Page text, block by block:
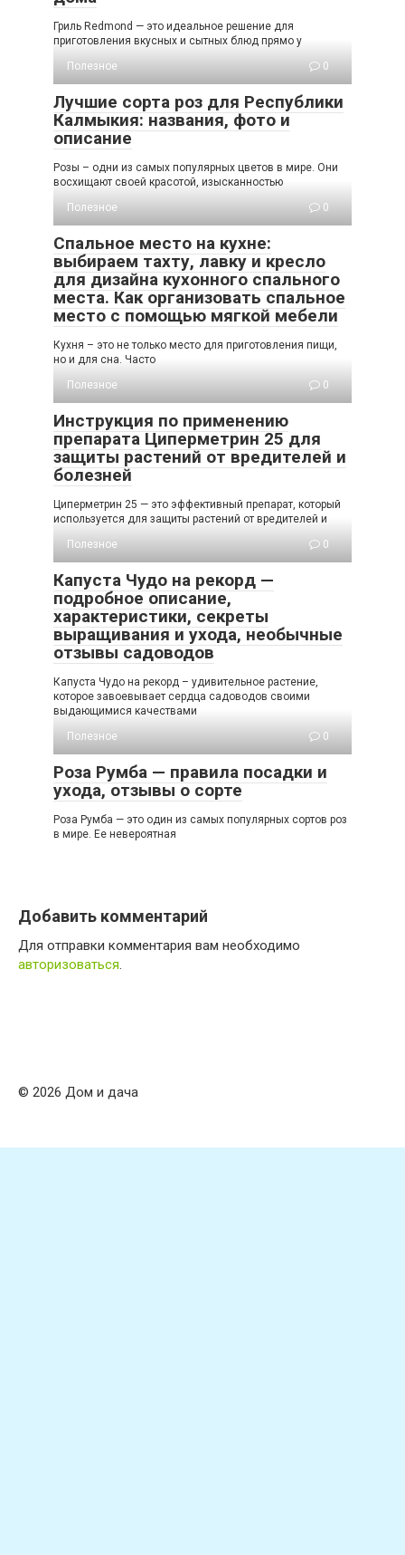
Гриль Redmond — это идеальное решение для
приготовления вкусных и сытных блюд прямо у
Полезное
0
Лучшие сорта роз для Республики
Калмыкия: названия, фото и
описание
Розы – одни из самых популярных цветов в мире. Они
восхищают своей красотой, изысканностью
Полезное
0
Спальное место на кухне:
выбираем тахту, лавку и кресло
для дизайна кухонного спального
места. Как организовать спальное
место с помощью мягкой мебели
Кухня – это не только место для приготовления пищи,
но и для сна. Часто
Полезное
0
Инструкция по применению
препарата Циперметрин 25 для
защиты растений от вредителей и
болезней
Циперметрин 25 — это эффективный препарат, который
используется для защиты растений от вредителей и
Полезное
0
Капуста Чудо на рекорд —
подробное описание,
характеристики, секреты
выращивания и ухода, необычные
отзывы садоводов
Капуста Чудо на рекорд – удивительное растение,
которое завоевывает сердца садоводов своими
выдающимися качествами
Полезное
0
Роза Румба — правила посадки и
ухода, отзывы о сорте
Роза Румба — это один из самых популярных сортов роз
в мире. Ее невероятная
Добавить комментарий
Для отправки комментария вам необходимо
авторизоваться.
© 2026 Дом и дача